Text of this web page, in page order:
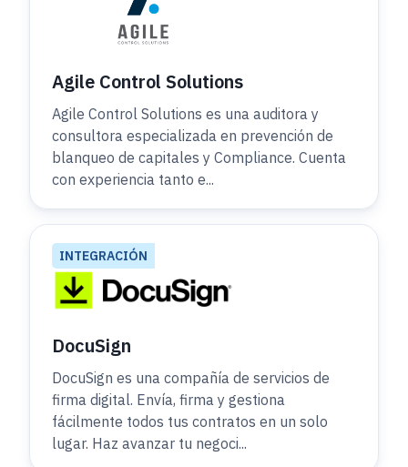
Agile Control Solutions
Agile Control Solutions es una auditora y
consultora especializada en prevención de
blanqueo de capitales y Compliance. Cuenta
con experiencia tanto e...
INTEGRACIÓN
DocuSign
DocuSign es una compañía de servicios de
firma digital. Envía, firma y gestiona
fácilmente todos tus contratos en un solo
lugar. Haz avanzar tu negoci...